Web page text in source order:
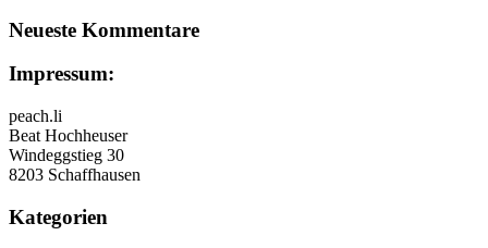
Neueste Kommentare
Impressum:
peach.li
Beat Hochheuser
Windeggstieg 30
8203 Schaffhausen
Kategorien